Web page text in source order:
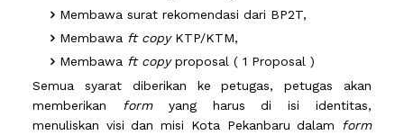
Membawa surat rekomendasi dari BP2T,
Membawa ft copyKTP/KTM,
Membawa ft copyproposal ( 1 Proposal )
Semua syarat diberikan ke petugas, petugas akan
memberikan
form yang harus di isi identitas,
menuliskan visi dan misi Kota Pekanbaru dalam
form